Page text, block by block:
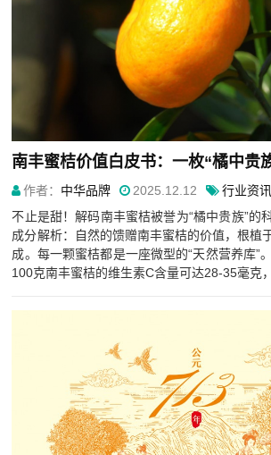
作者： 中华品牌 2025.12.12 行业资讯
不止是甜！解码南丰蜜桔被誉为“橘中贵族”的
成分解析：自然的馈赠南丰蜜桔的价值，根植
成。每一颗蜜桔都是一座微型的“天然营养库”
100克南丰蜜桔的维生素C含量可达28-35毫克